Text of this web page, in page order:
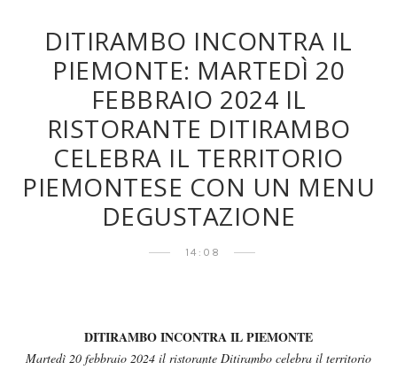
DITIRAMBO INCONTRA IL
PIEMONTE: MARTEDÌ 20
FEBBRAIO 2024 IL
RISTORANTE DITIRAMBO
CELEBRA IL TERRITORIO
PIEMONTESE CON UN MENU
DEGUSTAZIONE
14:08
DITIRAMBO INCONTRA IL PIEMONTE
Martedì 20 febbraio 2024 il ristorante Ditirambo celebra il territorio